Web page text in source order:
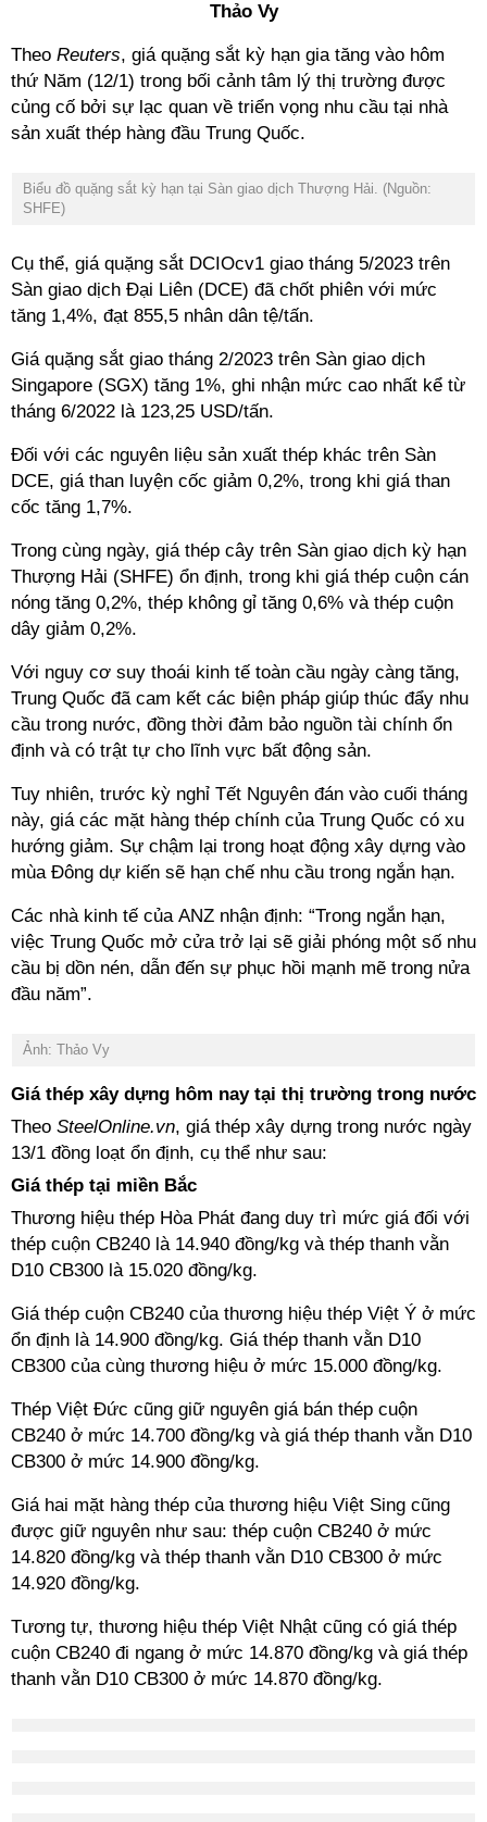
Thảo Vy
Theo Reuters, giá quặng sắt kỳ hạn gia tăng vào hôm
thứ Năm (12/1) trong bối cảnh tâm lý thị trường được
củng cố bởi sự lạc quan về triển vọng nhu cầu tại nhà
sản xuất thép hàng đầu Trung Quốc.
Biểu đồ quặng sắt kỳ hạn tại Sàn giao dịch Thượng Hải. (Nguồn:
SHFE)
Cụ thể, giá quặng sắt DCIOcv1 giao tháng 5/2023 trên
Sàn giao dịch Đại Liên (DCE) đã chốt phiên với mức
tăng 1,4%, đạt 855,5 nhân dân tệ/tấn.
Giá quặng sắt giao tháng 2/2023 trên Sàn giao dịch
Singapore (SGX) tăng 1%, ghi nhận mức cao nhất kể từ
tháng 6/2022 là 123,25 USD/tấn.
Đối với các nguyên liệu sản xuất thép khác trên Sàn
DCE, giá than luyện cốc giảm 0,2%, trong khi giá than
cốc tăng 1,7%.
Trong cùng ngày, giá thép cây trên Sàn giao dịch kỳ hạn
Thượng Hải (SHFE) ổn định, trong khi giá thép cuộn cán
nóng tăng 0,2%, thép không gỉ tăng 0,6% và thép cuộn
dây giảm 0,2%.
Với nguy cơ suy thoái kinh tế toàn cầu ngày càng tăng,
Trung Quốc đã cam kết các biện pháp giúp thúc đẩy nhu
cầu trong nước, đồng thời đảm bảo nguồn tài chính ổn
định và có trật tự cho lĩnh vực bất động sản.
Tuy nhiên, trước kỳ nghỉ Tết Nguyên đán vào cuối tháng
này, giá các mặt hàng thép chính của Trung Quốc có xu
hướng giảm. Sự chậm lại trong hoạt động xây dựng vào
mùa Đông dự kiến ​​sẽ hạn chế nhu cầu trong ngắn hạn.
Các nhà kinh tế của ANZ nhận định: “Trong ngắn hạn,
việc Trung Quốc mở cửa trở lại sẽ giải phóng một số nhu
cầu bị dồn nén, dẫn đến sự phục hồi mạnh mẽ trong nửa
đầu năm”.
Ảnh: Thảo Vy
Giá thép xây dựng hôm nay tại thị trường trong nước
Theo SteelOnline.vn, giá thép xây dựng trong nước ngày
13/1 đồng loạt ổn định, cụ thể như sau:
Giá thép tại miền Bắc
Thương hiệu thép Hòa Phát đang duy trì mức giá đối với
thép cuộn CB240 là 14.940 đồng/kg và thép thanh vằn
D10 CB300 là 15.020 đồng/kg.
Giá thép cuộn CB240 của thương hiệu thép Việt Ý ở mức
ổn định là 14.900 đồng/kg. Giá thép thanh vằn D10
CB300 của cùng thương hiệu ở mức 15.000 đồng/kg.
Thép Việt Đức cũng giữ nguyên giá bán thép cuộn
CB240 ở mức 14.700 đồng/kg và giá thép thanh vằn D10
CB300 ở mức 14.900 đồng/kg.
Giá hai mặt hàng thép của thương hiệu Việt Sing cũng
được giữ nguyên như sau: thép cuộn CB240 ở mức
14.820 đồng/kg và thép thanh vằn D10 CB300 ở mức
14.920 đồng/kg.
Tương tự, thương hiệu thép Việt Nhật cũng có giá thép
cuộn CB240 đi ngang ở mức 14.870 đồng/kg và giá thép
thanh vằn D10 CB300 ở mức 14.870 đồng/kg.